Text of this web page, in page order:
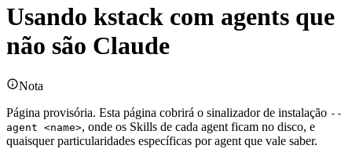
Usando kstack com agents que
não são Claude
Nota
Página provisória. Esta página cobrirá o sinalizador de instalação --
agent <name>, onde os Skills de cada agent ficam no disco, e
quaisquer particularidades específicas por agent que vale saber.